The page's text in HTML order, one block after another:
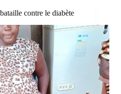
contre le diabète